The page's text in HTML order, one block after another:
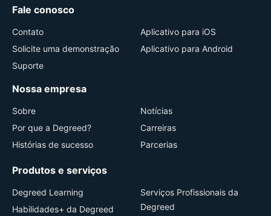
Fale conosco
Contato
Solicite uma demonstração
Suporte
Aplicativo para iOS
Aplicativo para Android
Nossa empresa
Sobre
Por que a Degreed?
Histórias de sucesso
Notícias
Carreiras
Parcerias
Produtos e serviços
Degreed Learning
Habilidades+ da Degreed
Serviços Profissionais da
Degreed